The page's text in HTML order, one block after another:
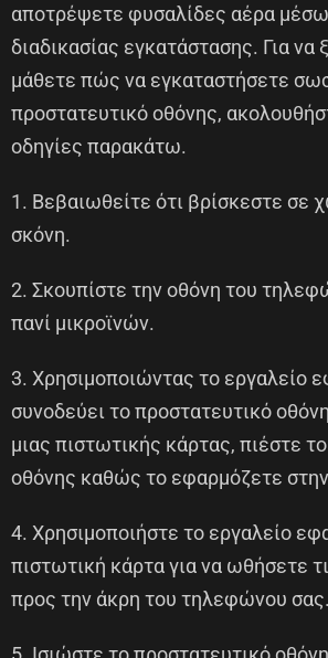
αποτρέψετε φυσαλίδες αέρα
διαδικασίας εγκατάστασης. Για να
μάθετε πώς να εγκαταστήσετε
προστατευτικό οθόνης,
οδηγίες παρακάτω.
1. Βεβαιωθείτε ότι βρίσκεστε σε
σκόνη.
2. Σκουπίστε την οθόνη του
πανί μικροϊνών.
3. Χρησιμοποιώντας το εργαλείο
συνοδεύει το προστατευτικό
μιας πιστωτικής κάρτας, πιέστε
οθόνης καθώς το εφαρμόζετε
4. Χρησιμοποιήστε το εργαλείο
πιστωτική κάρτα για να ωθήσετε
προς την άκρη του τηλεφώνου σας.